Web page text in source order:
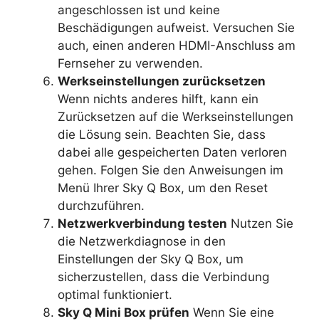
angeschlossen ist und keine
Beschädigungen aufweist. Versuchen Sie
auch, einen anderen HDMI-Anschluss am
Fernseher zu verwenden.
Werkseinstellungen zurücksetzen
Wenn nichts anderes hilft, kann ein
Zurücksetzen auf die Werkseinstellungen
die Lösung sein. Beachten Sie, dass
dabei alle gespeicherten Daten verloren
gehen. Folgen Sie den Anweisungen im
Menü Ihrer Sky Q Box, um den Reset
durchzuführen.
Netzwerkverbindung testen Nutzen Sie
die Netzwerkdiagnose in den
Einstellungen der Sky Q Box, um
sicherzustellen, dass die Verbindung
optimal funktioniert.
Sky Q Mini Box prüfen Wenn Sie eine